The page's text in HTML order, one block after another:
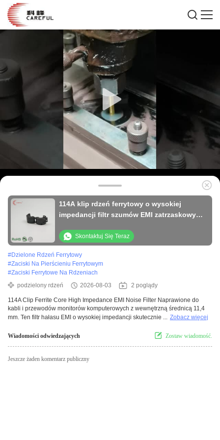
114A klip rdzeń ferrytowy o wysokiej
impedancji filtr szumów EMI zatrzaskowy
komputerowego kabel drutu ID11.4mm
Skontaktuj Się Teraz
#Dzielone Rdzeń Ferrytowy
#Zaciski Na Pierścieniu Ferrytowym
#Zaciski Ferrytowe Na Rdzeniach
podzielony rdzeń
2026-08-03 2 poglądy
114A Clip Ferrite Core High Impedance EMI Noise Filter Naprawione do
kabli i przewodów monitorów komputerowych z wewnętrzną średnicą 11,4
mm. Ten filtr hałasu EMI o wysokiej impedancji skutecznie ... Zobacz więcej
Wiadomości odwiedzających Zostaw wiadomość.
Jeszcze żaden komentarz publiczny